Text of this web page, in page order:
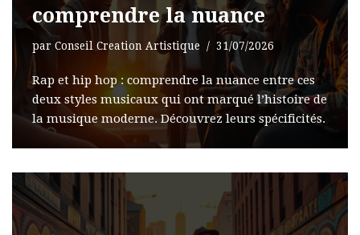
comprendre la nuance
par Conseil Creation Artistique 31/07/2026
Rap et hip hop : comprendre la nuance entre ces
deux styles musicaux qui ont marqué l’histoire de
la musique moderne. Découvrez leurs spécificités.